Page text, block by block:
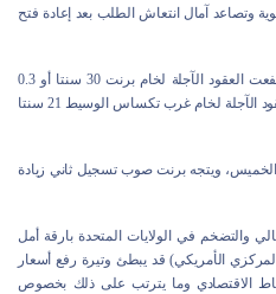
وتصاعد آمال انتعاش الطلب بعد إعادة فتح
وبحلول الساعة 0113 بتوقيت جرينتش ارتفعت العقود الآجلة لخام برنت 30 سنتا أو 0.3
بالمئة إلى 87.66 دولار للبرميل. وزادت العقود الآجلة لخام غرب تكساس الوسيط 21 سنتا
ويتجه برنت صوب تسجيل ثاني زيادة
والتضخم في الولايات المتحدة بارقة أمل
الأمريكي) قد يبطئ وتيرة رفع أسعار
الاقتصادي وما يترتب على ذلك بخصوص